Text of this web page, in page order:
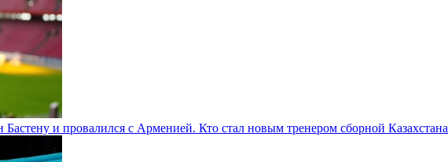
и провалился с Арменией. Кто стал новым тренером сборной Казахстана